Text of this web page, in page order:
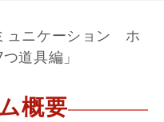
ュニケーション ホ
道具編」
概要